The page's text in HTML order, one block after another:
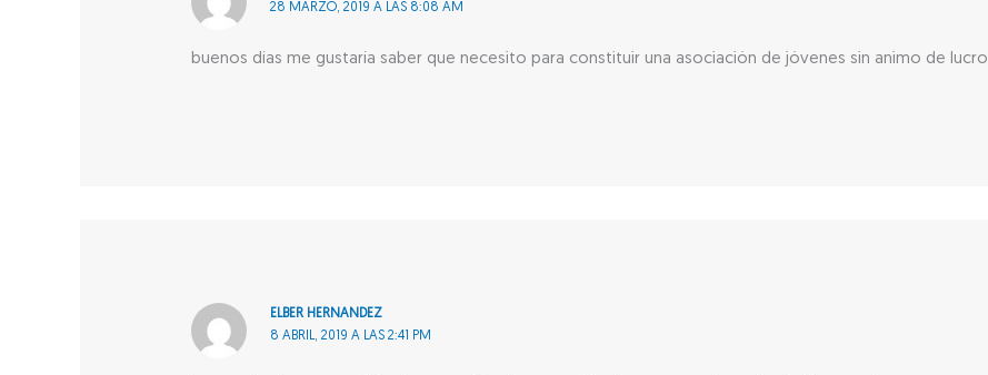
28 MARZO, 2019 A LAS 8:08 AM
buenos días me gustaría saber que necesito para constituir una asociación de jóvenes sin animo de lucro
ELBER HERNANDEZ
8 ABRIL, 2019 A LAS 2:41 PM